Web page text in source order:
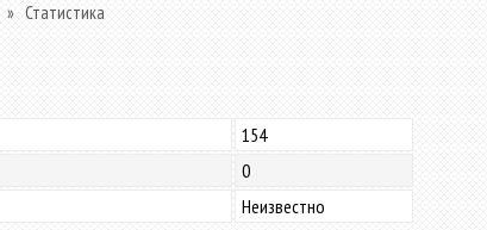
» Статистика
154
0
Неизвестно